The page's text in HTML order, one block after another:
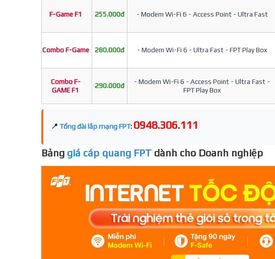
F-Game F1 255.000đ - Modem Wi-Fi 6 - Access Point - Ultra Fast
Combo F-Game 280.000đ - Modem Wi-Fi 6 - Ultra Fast - FPT Play Box
Combo F-
GAME F1
290.000đ
- Modem Wi-Fi 6 - Access Point - Ultra Fast -
FPT Play Box
📍 Tổng đài lắp mạng FPT: 0948.306.111
Bảng giá cáp quang FPT dành cho Doanh nghiệp